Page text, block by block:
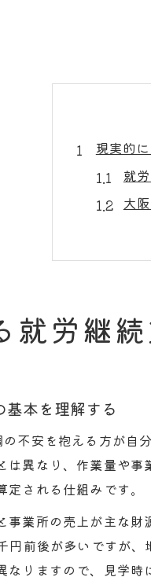
現実的
就
大
給
就
大阪府
就
利
給
利
就労継
本を理解する
不安を抱える方が自
は異なり、作業量や
される仕組みです。
事業所の売上が主な
円前後が多いですが
りますので、見学時